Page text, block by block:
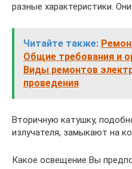
разные характеристики.
Читайте также:
Общие требования и
Виды ремонтов
проведения
Вторичную катушку,
излучателя, замыкают на
Какое освещение Вы